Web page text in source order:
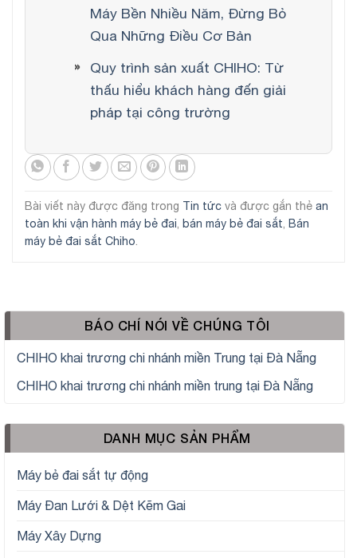
Máy Bền Nhiều Năm, Đừng Bỏ
Qua Những Điều Cơ Bản
Quy trình sản xuất CHIHO: Từ
thấu hiểu khách hàng đến giải
pháp tại công trường
Bài viết này được đăng trong Tin tức và được gắn thẻ an
toàn khi vận hành máy bẻ đai
bán máy bẻ đai sắt
Bán
máy bẻ đai sắt Chiho
BÁO CHÍ NÓI VỀ CHÚNG TÔI
CHIHO khai trương chi nhánh miền Trung tại Đà Nẵng
CHIHO khai trương chi nhánh miền trung tại Đà Nẵng
DANH MỤC SẢN PHẨM
Máy bẻ đai sắt tự động
Máy Đan Lưới & Dệt Kẽm Gai
Máy Xây Dựng